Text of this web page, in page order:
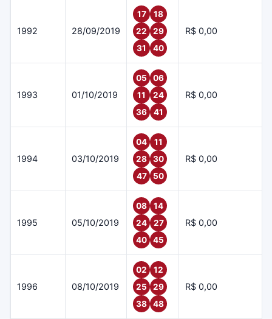
1992 28/09/2019
17
18
22
29
31
40
R$ 0,00
1993 01/10/2019
05
06
11
24
36
41
R$ 0,00
1994 03/10/2019
04
11
28
30
47
50
R$ 0,00
1995 05/10/2019
08
14
24
27
40
45
R$ 0,00
1996 08/10/2019
02
12
25
29
38
48
R$ 0,00